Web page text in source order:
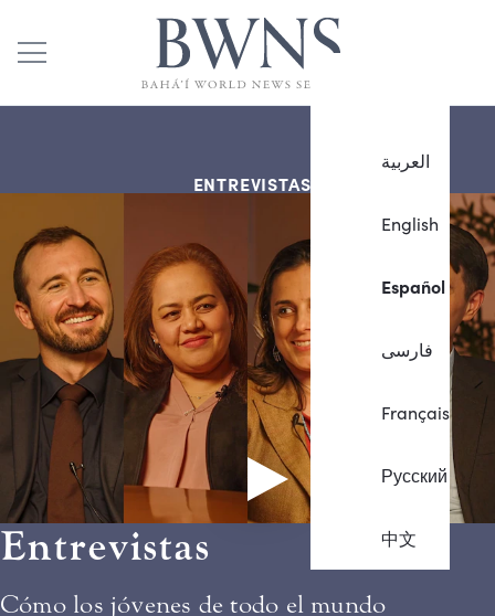
العربية
English
Español
فارسی
Français
Русский
中文
ENTREVISTAS
Entrevistas
Cómo los jóvenes de todo el mundo